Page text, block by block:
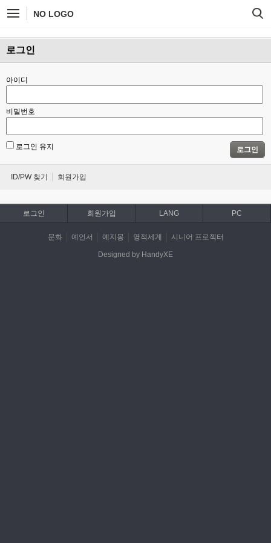
NO LOGO
로그인
아이디
비밀번호
로그인 유지 로그인
ID/PW 찾기 회원가입
로그인 회원가입 LANG PC
문화 예언서 예지몽 영적세계 시니어 프로젝터
Designed by HandyXE